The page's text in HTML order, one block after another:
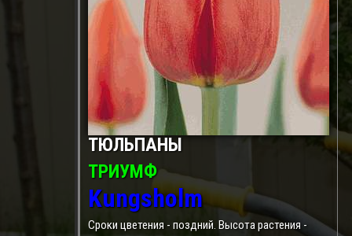
ТЮЛЬПАНЫ
ТРИУМФ
Kungsholm
Сроки цветения - поздний. Высота растения -